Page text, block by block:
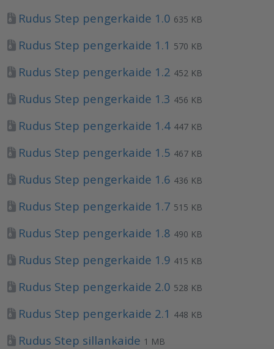
Rudus Step pengerkaide 1.0 635 KB
Rudus Step pengerkaide 1.1 570 KB
Rudus Step pengerkaide 1.2 452 KB
Rudus Step pengerkaide 1.3 456 KB
Rudus Step pengerkaide 1.4 447 KB
Rudus Step pengerkaide 1.5 467 KB
Rudus Step pengerkaide 1.6 436 KB
Rudus Step pengerkaide 1.7 515 KB
Rudus Step pengerkaide 1.8 490 KB
Rudus Step pengerkaide 1.9 415 KB
Rudus Step pengerkaide 2.0 528 KB
Rudus Step pengerkaide 2.1 448 KB
Rudus Step sillankaide 1 MB